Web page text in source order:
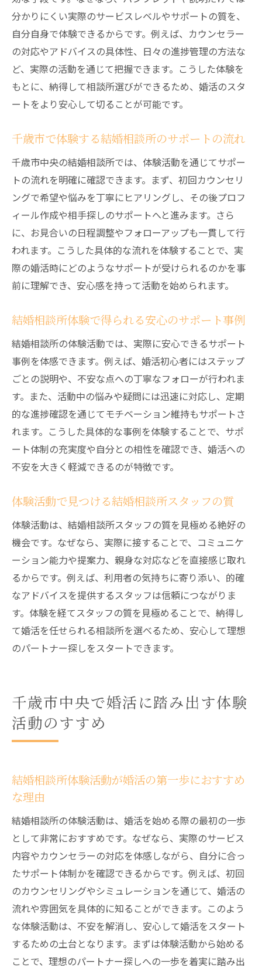
分かりにくい実際のサービスレベルやサポートの質を、
自分自身で体験できるからです。例えば、カウンセラー
の対応やアドバイスの具体性、日々の進捗管理の方法な
ど、実際の活動を通じて把握できます。こうした体験を
もとに、納得して相談所選びができるため、婚活のスタ
ートをより安心して切ることが可能です。
千歳市で体験する結婚相談所のサポートの流れ
千歳市中央の結婚相談所では、体験活動を通じてサポー
トの流れを明確に確認できます。まず、初回カウンセリ
ングで希望や悩みを丁寧にヒアリングし、その後プロフ
ィール作成や相手探しのサポートへと進みます。さら
に、お見合いの日程調整やフォローアップも一貫して行
われます。こうした具体的な流れを体験することで、実
際の婚活時にどのようなサポートが受けられるのかを事
前に理解でき、安心感を持って活動を始められます。
結婚相談所体験で得られる安心のサポート事例
結婚相談所の体験活動では、実際に安心できるサポート
事例を体感できます。例えば、婚活初心者にはステップ
ごとの説明や、不安な点への丁寧なフォローが行われま
す。また、活動中の悩みや疑問には迅速に対応し、定期
的な進捗確認を通じてモチベーション維持もサポートさ
れます。こうした具体的な事例を体験することで、サポ
ート体制の充実度や自分との相性を確認でき、婚活への
不安を大きく軽減できるのが特徴です。
体験活動で見つける結婚相談所スタッフの質
体験活動は、結婚相談所スタッフの質を見極める絶好の
機会です。なぜなら、実際に接することで、コミュニケ
ーション能力や提案力、親身な対応などを直接感じ取れ
るからです。例えば、利用者の気持ちに寄り添い、的確
なアドバイスを提供するスタッフは信頼につながりま
す。体験を経てスタッフの質を見極めることで、納得し
て婚活を任せられる相談所を選べるため、安心して理想
のパートナー探しをスタートできます。
千歳市中央で婚活に踏み出す体験
活動のすすめ
結婚相談所体験活動が婚活の第一歩におすすめ
な理由
結婚相談所の体験活動は、婚活を始める際の最初の一歩
として非常におすすめです。なぜなら、実際のサービス
内容やカウンセラーの対応を体感しながら、自分に合っ
たサポート体制かを確認できるからです。例えば、初回
のカウンセリングやシミュレーションを通じて、婚活の
流れや雰囲気を具体的に知ることができます。このよう
な体験活動は、不安を解消し、安心して婚活をスタート
するための土台となります。まずは体験活動から始める
ことで、理想のパートナー探しへの一歩を着実に踏み出